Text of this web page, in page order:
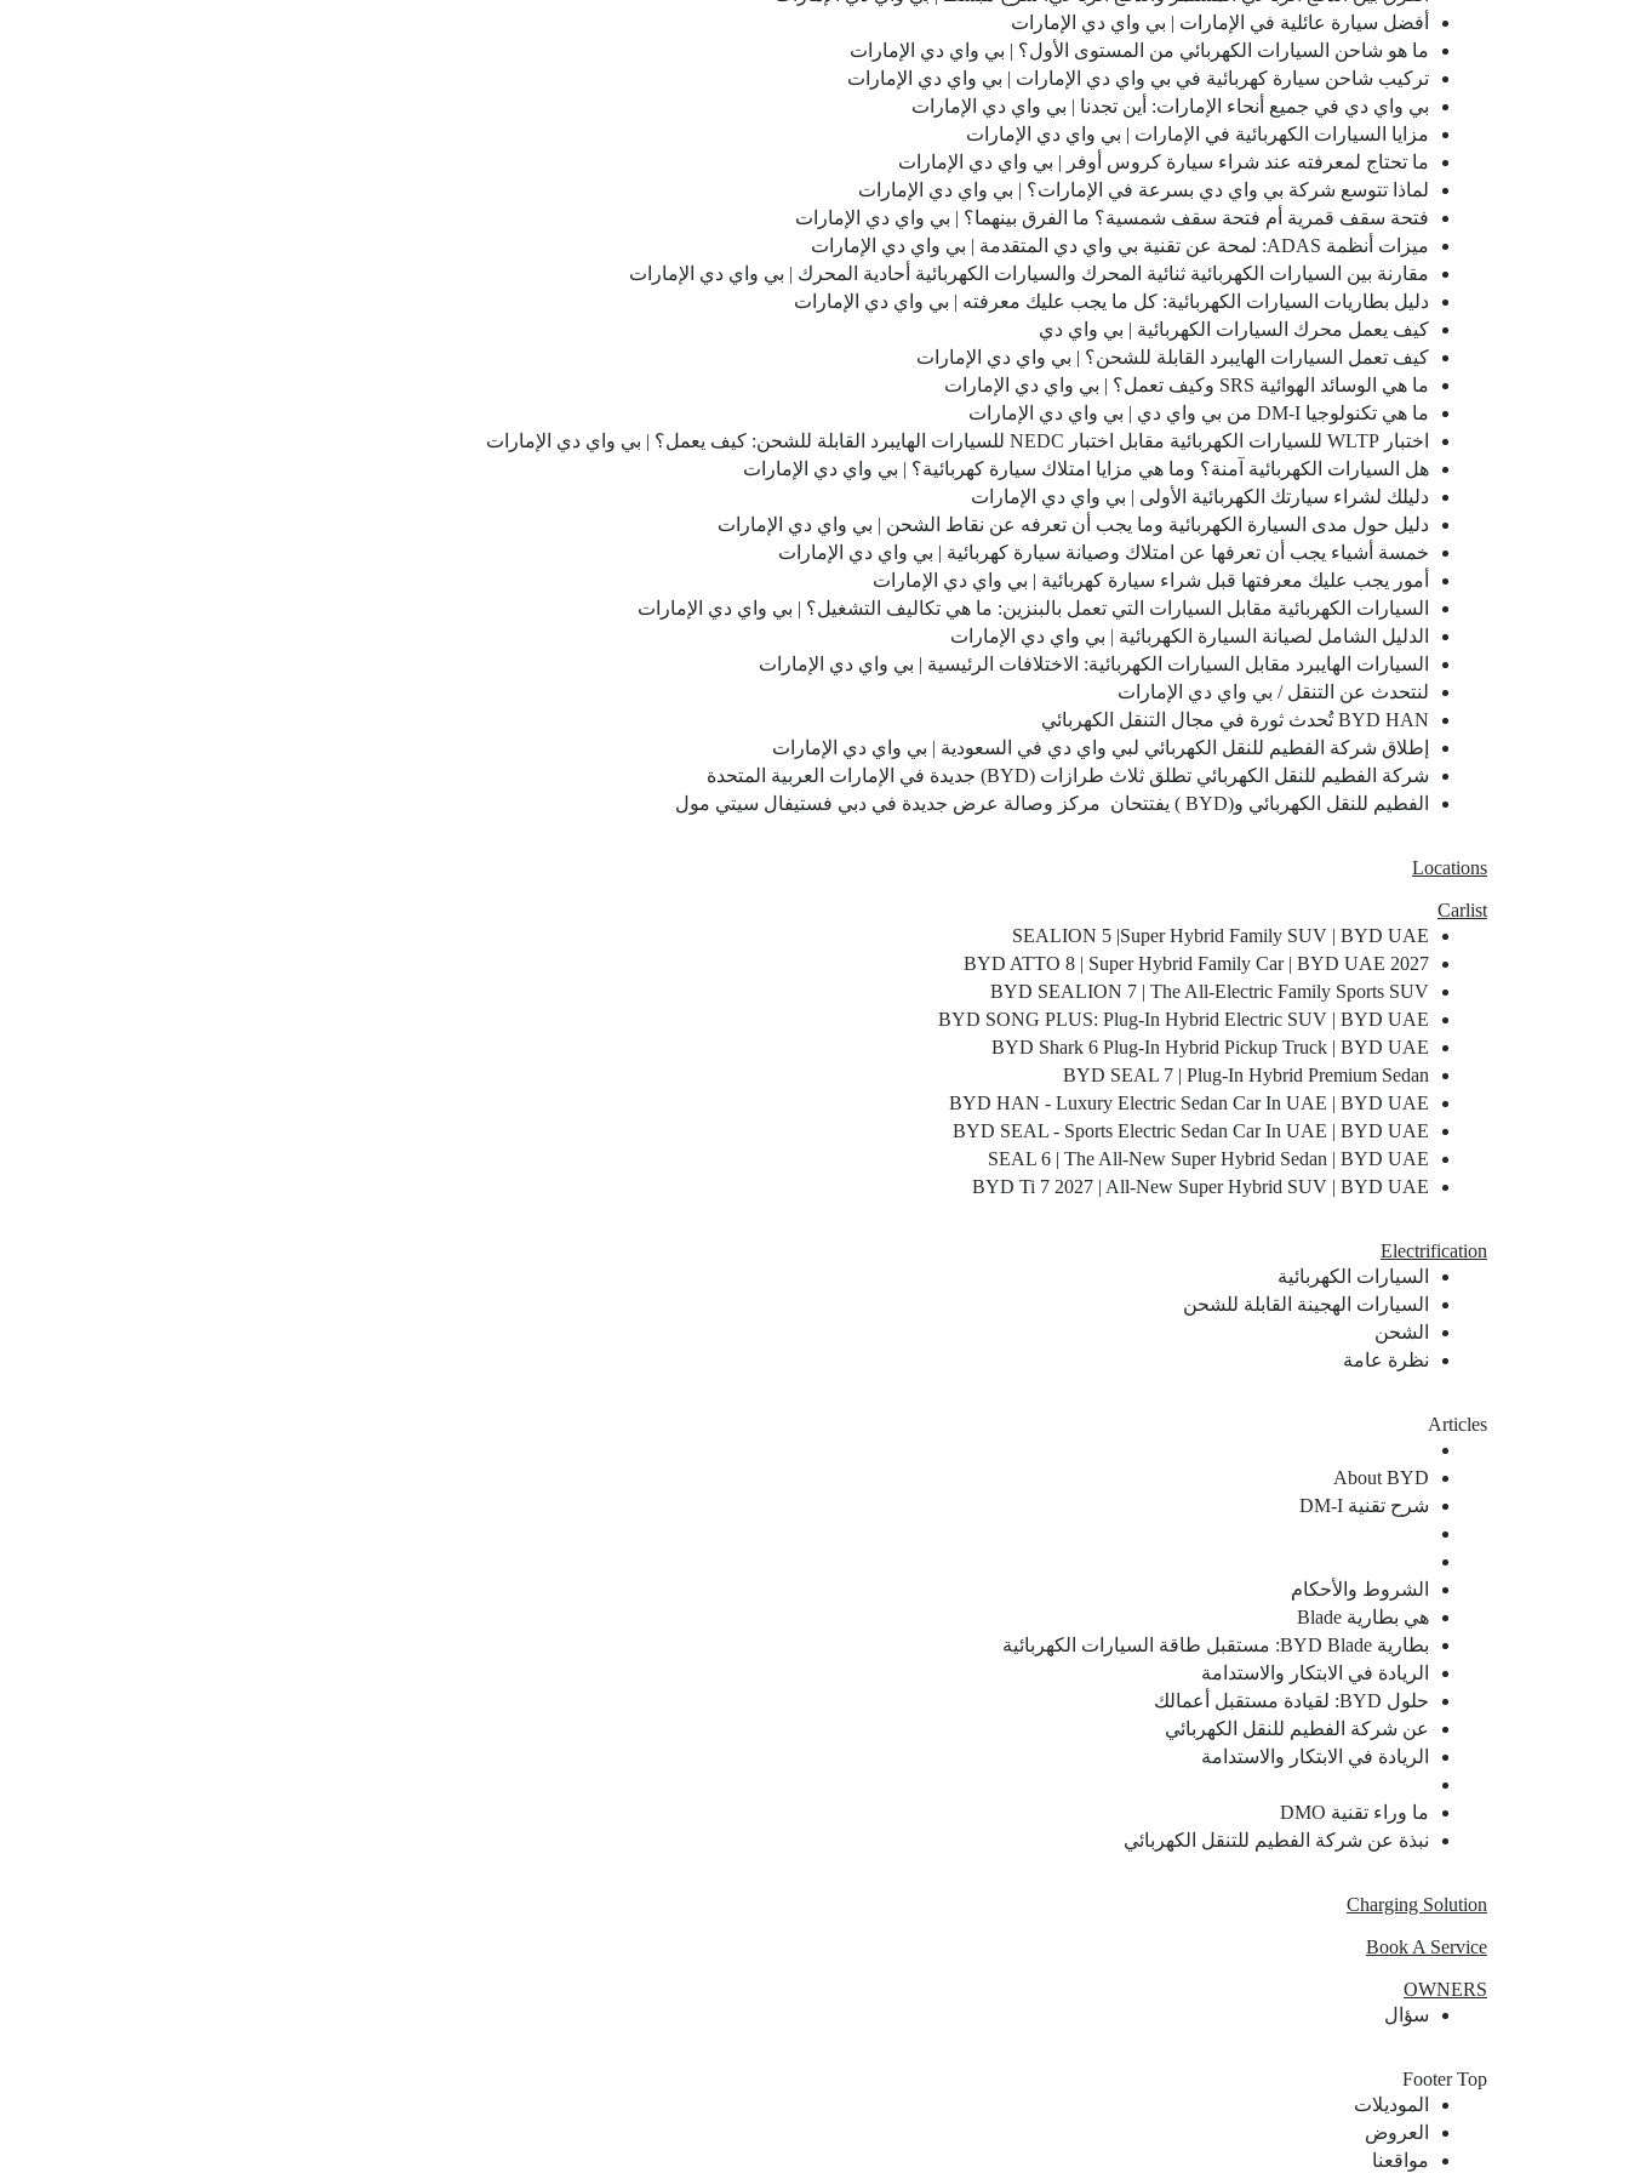
أفضل سيارة عائلية في الإمارات | بي واي دي الإمارات
ما هو شاحن السيارات الكهربائي من المستوى الأول؟ | بي واي دي الإمارات
تركيب شاحن سيارة كهربائية في بي واي دي الإمارات | بي واي دي الإمارات
بي واي دي في جميع أنحاء الإمارات: أين تجدنا | بي واي دي الإمارات
مزايا السيارات الكهربائية في الإمارات | بي واي دي الإمارات
ما تحتاج لمعرفته عند شراء سيارة كروس أوفر | بي واي دي الإمارات
لماذا تتوسع شركة بي واي دي بسرعة في الإمارات؟ | بي واي دي الإمارات
فتحة سقف قمرية أم فتحة سقف شمسية؟ ما الفرق بينهما؟ | بي واي دي الإمارات
ميزات أنظمة ADAS: لمحة عن تقنية بي واي دي المتقدمة | بي واي دي الإمارات
مقارنة بين السيارات الكهربائية ثنائية المحرك والسيارات الكهربائية أحادية المحرك | بي واي دي الإمارات
دليل بطاريات السيارات الكهربائية: كل ما يجب عليك معرفته | بي واي دي الإمارات
كيف يعمل محرك السيارات الكهربائية | بي واي دي
كيف تعمل السيارات الهايبرد القابلة للشحن؟ | بي واي دي الإمارات
ما هي الوسائد الهوائية SRS وكيف تعمل؟ | بي واي دي الإمارات
ما هي تكنولوجيا DM-I من بي واي دي | بي واي دي الإمارات
اختبار WLTP للسيارات الكهربائية مقابل اختبار NEDC للسيارات الهايبرد القابلة للشحن: كيف يعمل؟ | بي واي دي الإمارات
هل السيارات الكهربائية آمنة؟ وما هي مزايا امتلاك سيارة كهربائية؟ | بي واي دي الإمارات
دليلك لشراء سيارتك الكهربائية الأولى | بي واي دي الإمارات
دليل حول مدى السيارة الكهربائية وما يجب أن تعرفه عن نقاط الشحن | بي واي دي الإمارات
خمسة أشياء يجب أن تعرفها عن امتلاك وصيانة سيارة كهربائية | بي واي دي الإمارات
أمور يجب عليك معرفتها قبل شراء سيارة كهربائية | بي واي دي الإمارات
السيارات الكهربائية مقابل السيارات التي تعمل بالبنزين: ما هي تكاليف التشغيل؟ | بي واي دي الإمارات
الدليل الشامل لصيانة السيارة الكهربائية | بي واي دي الإمارات
السيارات الهايبرد مقابل السيارات الكهربائية: الاختلافات الرئيسية | بي واي دي الإمارات
لنتحدث عن التنقل / بي واي دي الإمارات
BYD HAN تُحدث ثورة في مجال التنقل الكهربائي
إطلاق شركة الفطيم للنقل الكهربائي لبي واي دي في السعودية | بي واي دي الإمارات
شركة الفطيم للنقل الكهربائي تطلق ثلاث طرازات (BYD) جديدة في الإمارات العربية المتحدة
الفطيم للنقل الكهربائي و(BYD ) يفتتحان مركز وصالة عرض جديدة في دبي فستيفال سيتي مول
Locations
Carlist
SEALION 5 |Super Hybrid Family SUV | BYD UAE
2027 BYD ATTO 8 | Super Hybrid Family Car | BYD UAE
BYD SEALION 7 | The All-Electric Family Sports SUV
BYD SONG PLUS: Plug-In Hybrid Electric SUV | BYD UAE
BYD Shark 6 Plug-In Hybrid Pickup Truck | BYD UAE
BYD SEAL 7 | Plug-In Hybrid Premium Sedan
BYD HAN - Luxury Electric Sedan Car In UAE | BYD UAE
BYD SEAL - Sports Electric Sedan Car In UAE | BYD UAE
SEAL 6 | The All-New Super Hybrid Sedan | BYD UAE
BYD Ti 7 2027 | All-New Super Hybrid SUV | BYD UAE
Electrification
السيارات الكهربائية
السيارات الهجينة القابلة للشحن
الشحن
نظرة عامة
Articles
About BYD
شرح تقنية DM-I
الشروط والأحكام
هي بطارية Blade
بطارية BYD Blade: مستقبل طاقة السيارات الكهربائية
الريادة في الابتكار والاستدامة
حلول BYD: لقيادة مستقبل أعمالك
عن شركة الفطيم للنقل الكهربائي
الريادة في الابتكار والاستدامة
ما وراء تقنية DMO
نبذة عن شركة الفطيم للتنقل الكهربائي
Charging Solution
Book A Service
OWNERS
سؤال
Footer Top
الموديلات
العروض
مواقعنا